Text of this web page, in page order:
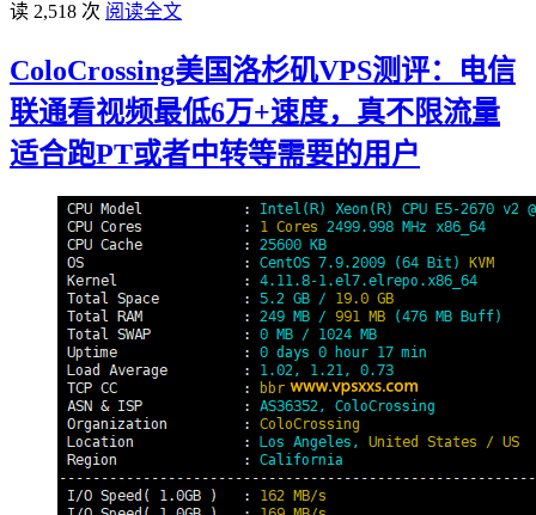
读 2,518 次 阅读全文
ColoCrossing美国洛杉矶VPS测评：电信
联通看视频最低6万+速度，真不限流量
适合跑PT或者中转等需要的用户